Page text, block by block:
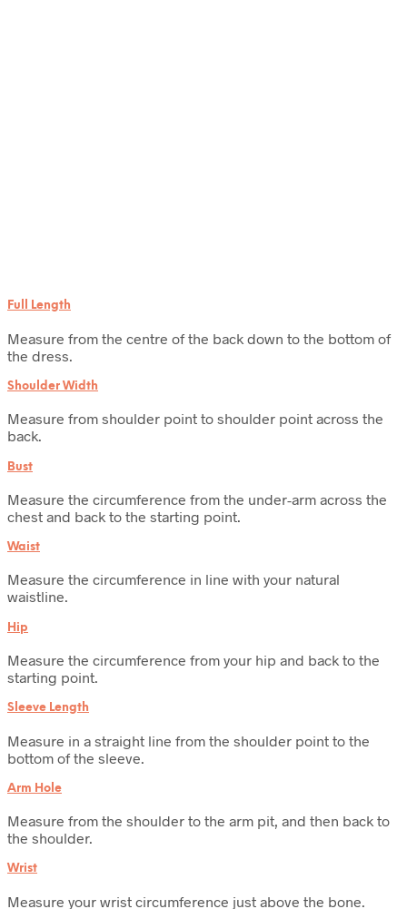
Full Length
Measure from the centre of the back down to the bottom of
the dress.
Shoulder Width
Measure from shoulder point to shoulder point across the
back.
Bust
Measure the circumference from the under-arm across the
chest and back to the starting point.
Waist
Measure the circumference in line with your natural
waistline.
Hip
Measure the circumference from your hip and back to the
starting point.
Sleeve Length
Measure in a straight line from the shoulder point to the
bottom of the sleeve.
Arm Hole
Measure from the shoulder to the arm pit, and then back to
the shoulder.
Wrist
Measure your wrist circumference just above the bone.